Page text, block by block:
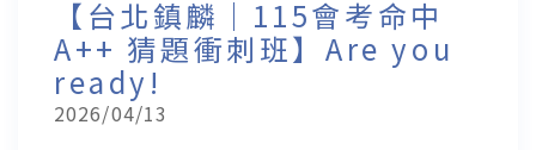
【台北鎮麟｜115會考命中
A++ 猜題衝刺班】Are you
ready!
2026/04/13